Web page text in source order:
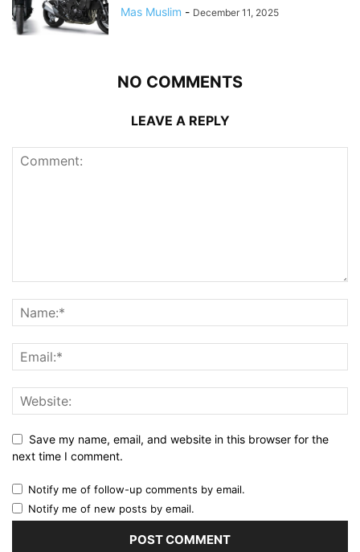
Mas Muslim - December 11, 2025
NO COMMENTS
LEAVE A REPLY
Save my name, email, and website in this browser for the
next time I comment.
Notify me of follow-up comments by email.
Notify me of new posts by email.